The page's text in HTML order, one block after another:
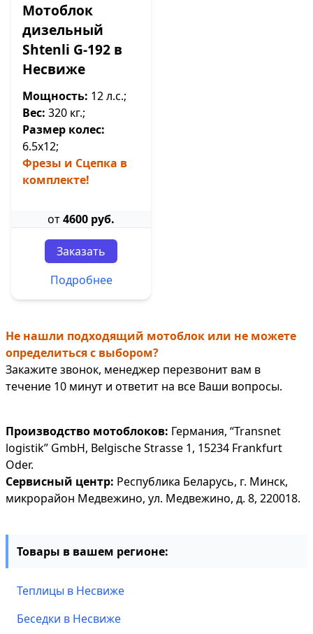
Мотоблок
дизельный
Shtenli G-192 в
Несвиже
Мощность: 12 л.с.;
Вес: 320 кг.;
Размер колес:
6.5х12;
Фрезы и Сцепка в
комплекте!
от4600 руб.
Заказать
Подробнее
Не нашли подходящий мотоблок или не можете
определиться с выбором?
Закажите звонок, менеджер перезвонит вам в
течение 10 минут и ответит на все Ваши вопросы.
Производство мотоблоков: Германия, “Transnet
logistik” GmbH, Belgische Strasse 1, 15234 Frankfurt
Oder.
Сервисный центр: Республика Беларусь, г. Минск,
микрорайон Медвежино, ул. Медвежино, д. 8, 220018.
Товары в вашем регионе:
Теплицы в Несвиже
Беседки в Несвиже